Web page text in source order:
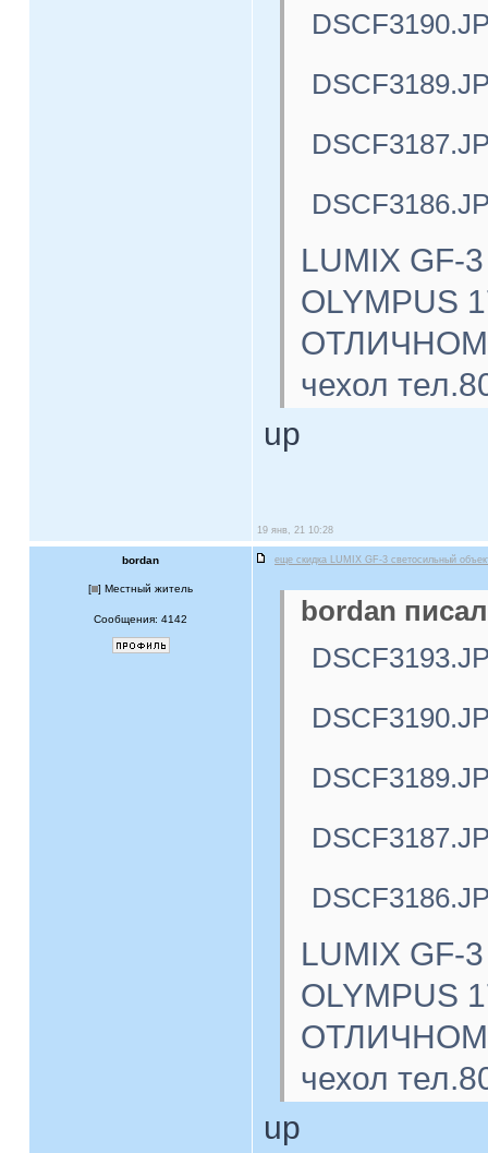
LUMIX GF-
OLYMPUS
ОТЛИЧНОМ
чехол
up
19 янв, 21 10:28
bordan еще скидка LUMIX GF-3 светосильный
[ ] Местный житель
Сообщения: 4142
bordan
LUMIX GF-
OLYMPUS
ОТЛИЧНОМ
чехол
up